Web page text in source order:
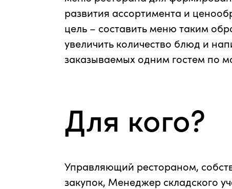
развития ассортимента и
цель – составить меню таким
увеличить количество блюд и
заказываемых одним гостем по
Для кого?
Управляющий рестораном,
закупок, Менеджер складского